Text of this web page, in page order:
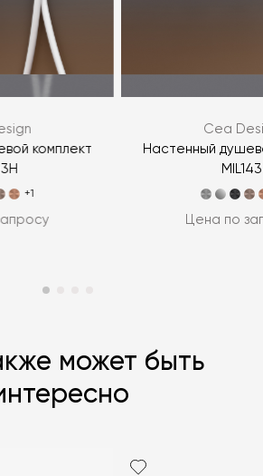
персональных данных
комплект
+1
Cea
Настенный
MIL143
Цена по
может быть